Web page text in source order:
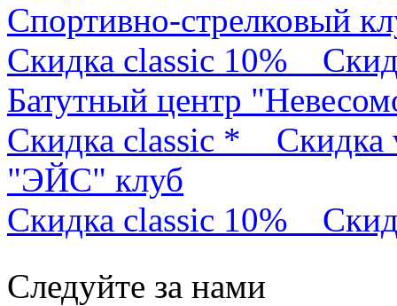
Спортивно-стрелковый
Скидка classic 10%
Батутный центр
Скидка classic *
"ЭЙС" клуб
Скидка classic 10%
Следуйте за нами